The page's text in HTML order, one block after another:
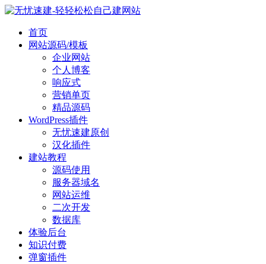
首页
网站源码/模板
企业网站
个人博客
响应式
营销单页
精品源码
WordPress插件
无忧速建原创
汉化插件
建站教程
源码使用
服务器域名
网站运维
二次开发
数据库
体验后台
知识付费
弹窗插件